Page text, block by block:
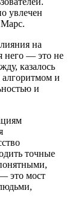
увлечен
Марс.
на
него — это не
казалось
и
и
точные
это мост